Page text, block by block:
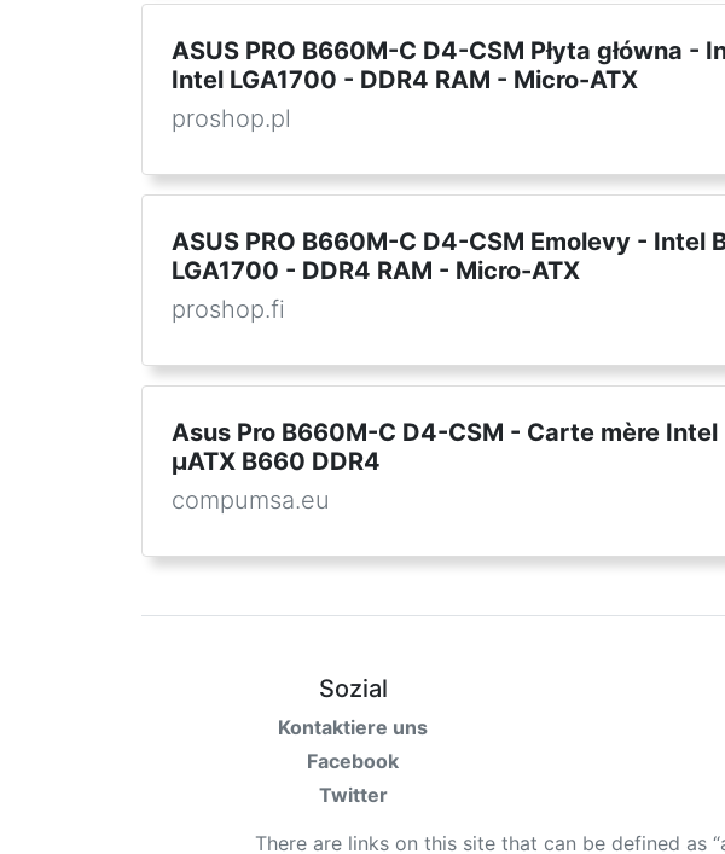
ASUS PRO B660M-C D4-CSM Płyta główna -
Intel LGA1700 - DDR4 RAM - Micro-ATX
proshop.pl
ASUS PRO B660M-C D4-CSM Emolevy - Intel
LGA1700 - DDR4 RAM - Micro-ATX
proshop.fi
Asus Pro B660M-C D4-CSM - Carte mère Intel
µATX B660 DDR4
compumsa.eu
Sozial
Kontaktiere uns
Facebook
Twitter
There are links on this site that can be defined as